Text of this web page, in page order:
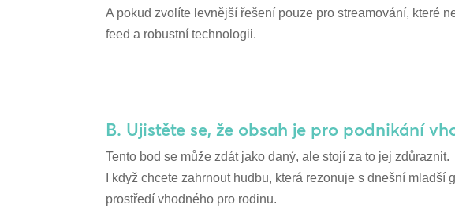
A pokud zvolíte levnější řešení pouze pro streamování, které
feed a robustní technologii.
B. Ujistěte se, že obsah je pro podnikání
Tento bod se může zdát jako daný, ale stojí za to jej zdůraznit.
I když chcete zahrnout hudbu, která rezonuje s dnešní
prostředí vhodného pro rodinu.